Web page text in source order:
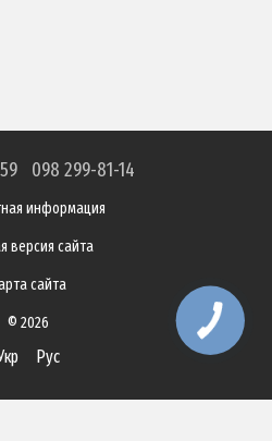
098 299-81-14
информация
версия сайта
сайта
© 2026
Рус